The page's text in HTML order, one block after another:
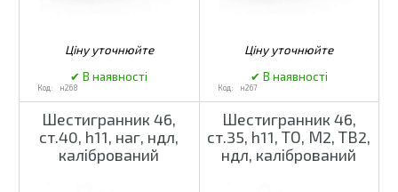
н268 н267
Шестигранник 46,
ст.40, h11, наг, ндл,
калібрований
Шестигранник 46,
ст.35, h11, ТО, М2, ТВ2,
ндл, калібрований